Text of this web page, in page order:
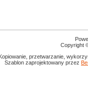
Copyright
przetwarzanie,
Szablon zaprojektowany przez